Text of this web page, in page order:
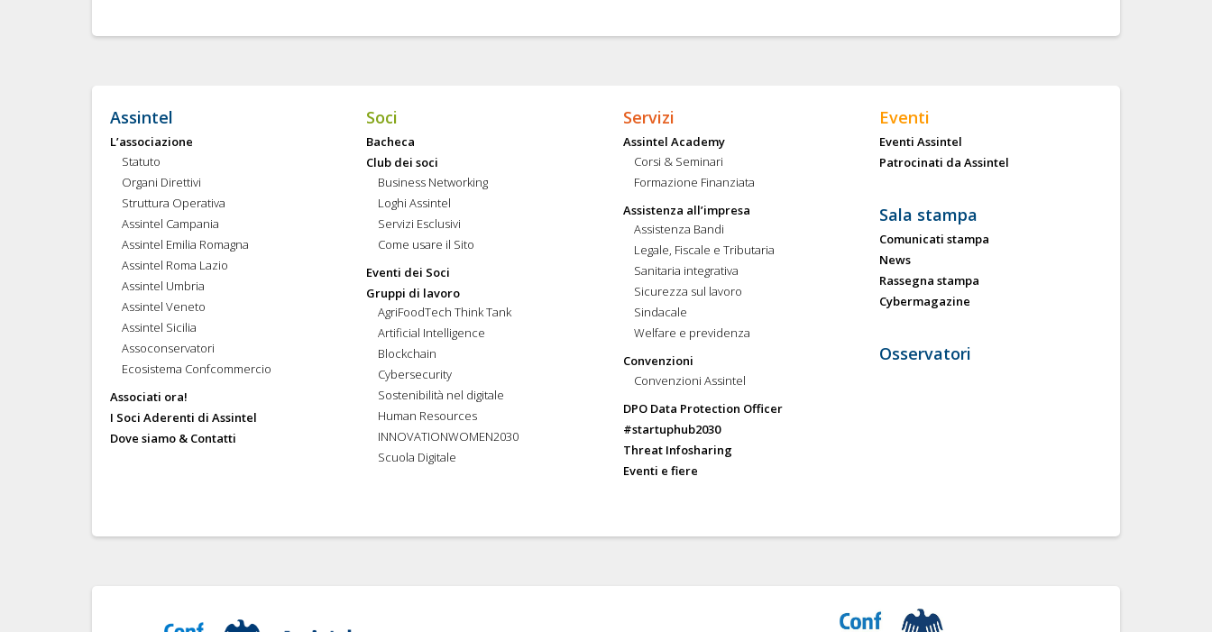
Assintel
L’associazione
Statuto
Organi Direttivi
Struttura Operativa
Assintel Campania
Assintel Emilia Romagna
Assintel Roma Lazio
Assintel Umbria
Assintel Veneto
Assintel Sicilia
Assoconservatori
Ecosistema Confcommercio
Associati ora!
I Soci Aderenti di Assintel
Dove siamo & Contatti
Soci
Bacheca
Club dei soci
Business Networking
Loghi Assintel
Servizi Esclusivi
Come usare il Sito
Eventi dei Soci
Gruppi di lavoro
AgriFoodTech Think Tank
Artificial Intelligence
Blockchain
Cybersecurity
Sostenibilità nel digitale
Human Resources
INNOVATIONWOMEN2030
Scuola Digitale
Servizi
Assintel Academy
Corsi & Seminari
Formazione Finanziata
Assistenza all’impresa
Assistenza Bandi
Legale, Fiscale e Tributaria
Sanitaria integrativa
Sicurezza sul lavoro
Sindacale
Welfare e previdenza
Convenzioni
Convenzioni Assintel
DPO Data Protection Officer
#startuphub2030
Threat Infosharing
Eventi e fiere
Eventi
Eventi Assintel
Patrocinati da Assintel
Sala stampa
Comunicati stampa
News
Rassegna stampa
Cybermagazine
Osservatori